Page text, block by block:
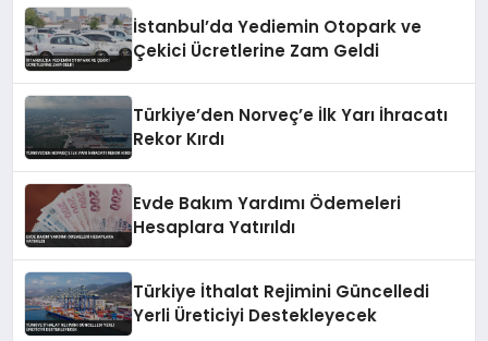
İstanbul’da Yediemin Otopark ve
Çekici Ücretlerine Zam Geldi
Türkiye’den Norveç’e İlk Yarı İhracatı
Rekor Kırdı
Evde Bakım Yardımı Ödemeleri
Hesaplara Yatırıldı
Türkiye İthalat Rejimini Güncelledi
Yerli Üreticiyi Destekleyecek